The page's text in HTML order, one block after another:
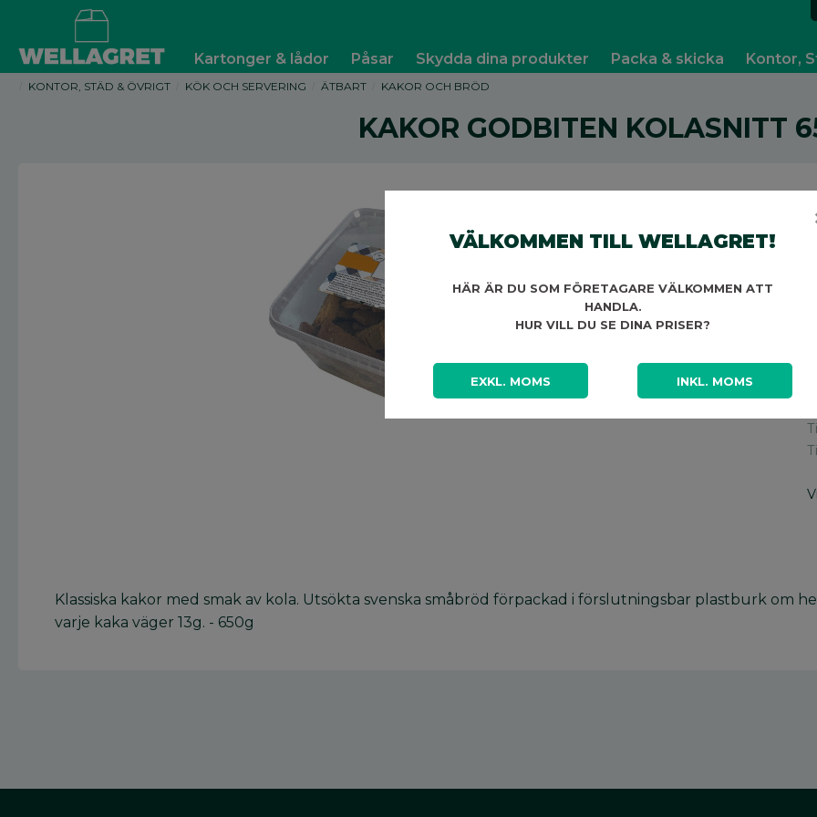
Kartonger & lådor Påsar Skydda dina produkter Packa & skicka Kontor,
KONTOR, STÄD & ÖVRIGT KÖK OCH SERVERING ÄTBART KAKOR OCH BRÖD
KAKOR GODBITEN KOLASNITT
Klassiska kakor med smak av kola. Utsökta svenska småbröd förpackad i förslutningsbar plastburk om
varje kaka väger 13g. - 650g
VÄLKOMMEN TILL WELLAGRET!
HÄR ÄR DU SOM FÖRETAGARE VÄLKOMMEN ATT
HANDLA.
HUR VILL DU SE DINA PRISER?
EXKL. MOMS INKL. MOMS